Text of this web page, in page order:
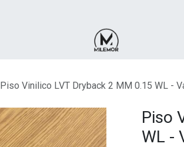
Piso Vinilico LVT Dryback 2 MM 0.15 WL -
Piso
WL -